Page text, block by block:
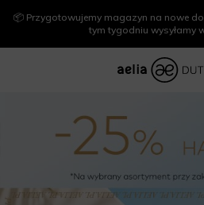
📦 Przygotowujemy magazyn na nowe
tym tygodniu wysyłamy